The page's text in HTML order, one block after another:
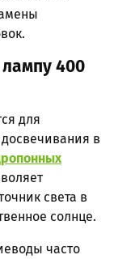
400
для
в
света в
солнце.
часто